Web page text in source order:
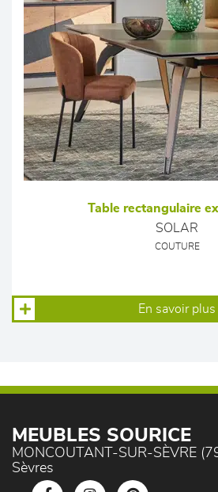
Table rectangulaire
SOLAR
COUTURE
En savoir plus
MEUBLES SOURICE
MONCOUTANT-SUR-SÈVRE
Sèvres